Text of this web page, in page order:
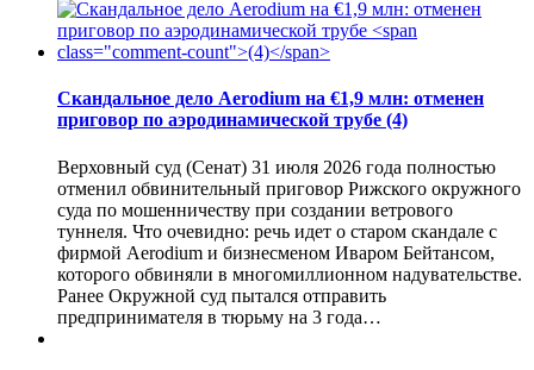
Скандальное дело Aerodium на €1,9 млн: отменен
приговор по аэродинамической трубе (4)
Верховный суд (Сенат) 31 июля 2026 года полностью
отменил обвинительный приговор Рижского окружного
суда по мошенничеству при создании ветрового
туннеля. Что очевидно: речь идет о старом скандале с
фирмой Aerodium и бизнесменом Иваром Бейтансом,
которого обвиняли в многомиллионном надувательстве.
Ранее Окружной суд пытался отправить
предпринимателя в тюрьму на 3 года…